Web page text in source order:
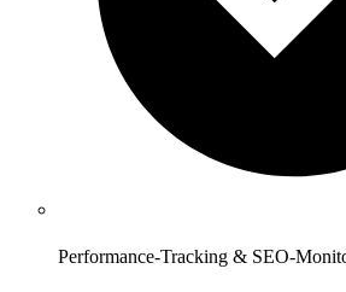
Performance-Tracking & SEO-